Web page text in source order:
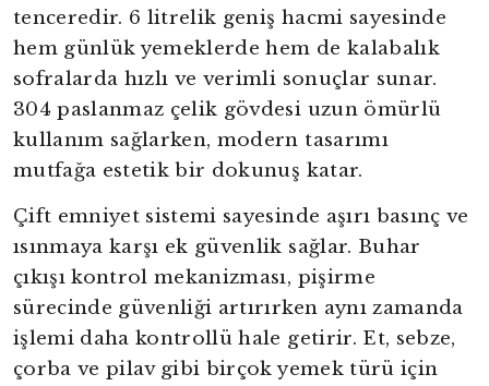
tenceredir. 6 litrelik geniş hacmi sayesinde
hem günlük yemeklerde hem de kalabalık
sofralarda hızlı ve verimli sonuçlar sunar.
304 paslanmaz çelik gövdesi uzun ömürlü
kullanım sağlarken, modern tasarımı
mutfağa estetik bir dokunuş katar.
Çift emniyet sistemi sayesinde aşırı basınç ve
ısınmaya karşı ek güvenlik sağlar. Buhar
çıkışı kontrol mekanizması, pişirme
sürecinde güvenliği artırırken aynı zamanda
işlemi daha kontrollü hale getirir. Et, sebze,
çorba ve pilav gibi birçok yemek türü için